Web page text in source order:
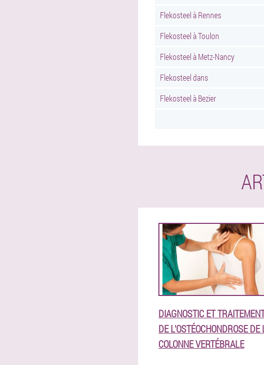
Flekosteel à Rennes
Flekosteel à Toulon
Flekosteel à Metz-Nancy
Flekosteel dans
Flekosteel à Bezier
DIAGNOSTIC ET
DE L'OSTÉOCHONDROSE DE
COLONNE VERTÉBRALE